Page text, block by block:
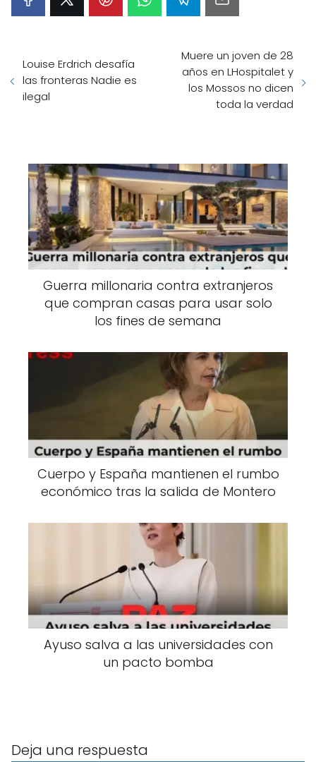
Louise Erdrich desafía
las fronteras Nadie es
ilegal
Muere un joven de 28
años en LHospitalet y
los Mossos no dicen
toda la verdad
Guerra millonaria contra extranjeros
que compran casas para usar solo
los fines de semana
Cuerpo y España mantienen el rumbo
económico tras la salida de Montero
Ayuso salva a las universidades con
un pacto bomba
Deja una respuesta